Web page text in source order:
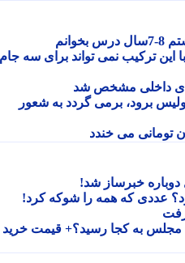
ترکیب نمی تواند برای سه جام
داخلی مشخص شد
برود، برمی گردد به شعور
می خندد
که همه را شوکه کرد!